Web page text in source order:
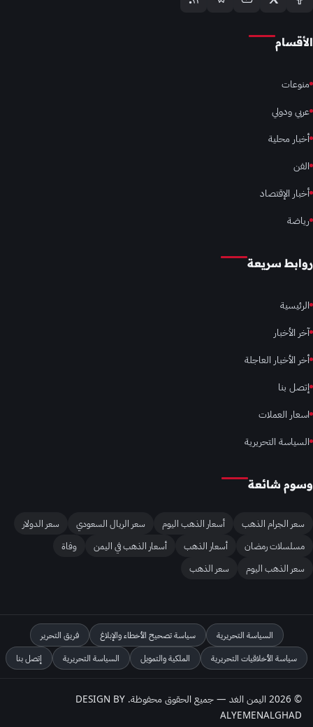
الأقسام
منوعات
عربي ودولي
أخبار محلية
الفن
أخبار الإقتصاد
رياضة
روابط سريعة
الرئيسية
آخر الأخبار
أخر الأخبار العاجلة
إتصل بنا
اسعار العملات
السياسة التحريرية
وسوم شائعة
سعر الجرام الذهب أسعار الذهب اليوم سعر الريال السعودي
سعر الدولار
مسلسلات رمضان
أسعار الذهب أسعار الذهب في اليمن
وفاة
سعر الذهب اليوم
سعر الذهب
السياسة التحريرية سياسة تصحيح الأخطاء والإبلاغ
فريق التحرير
سياسة الأخلاقيات التحريرية
الملكية والتمويل السياسة التحريرية إتصل بنا
© 2026 اليمن الغد — جميع الحقوق محفوظة. DESIGN BY
ALYEMENALGHAD